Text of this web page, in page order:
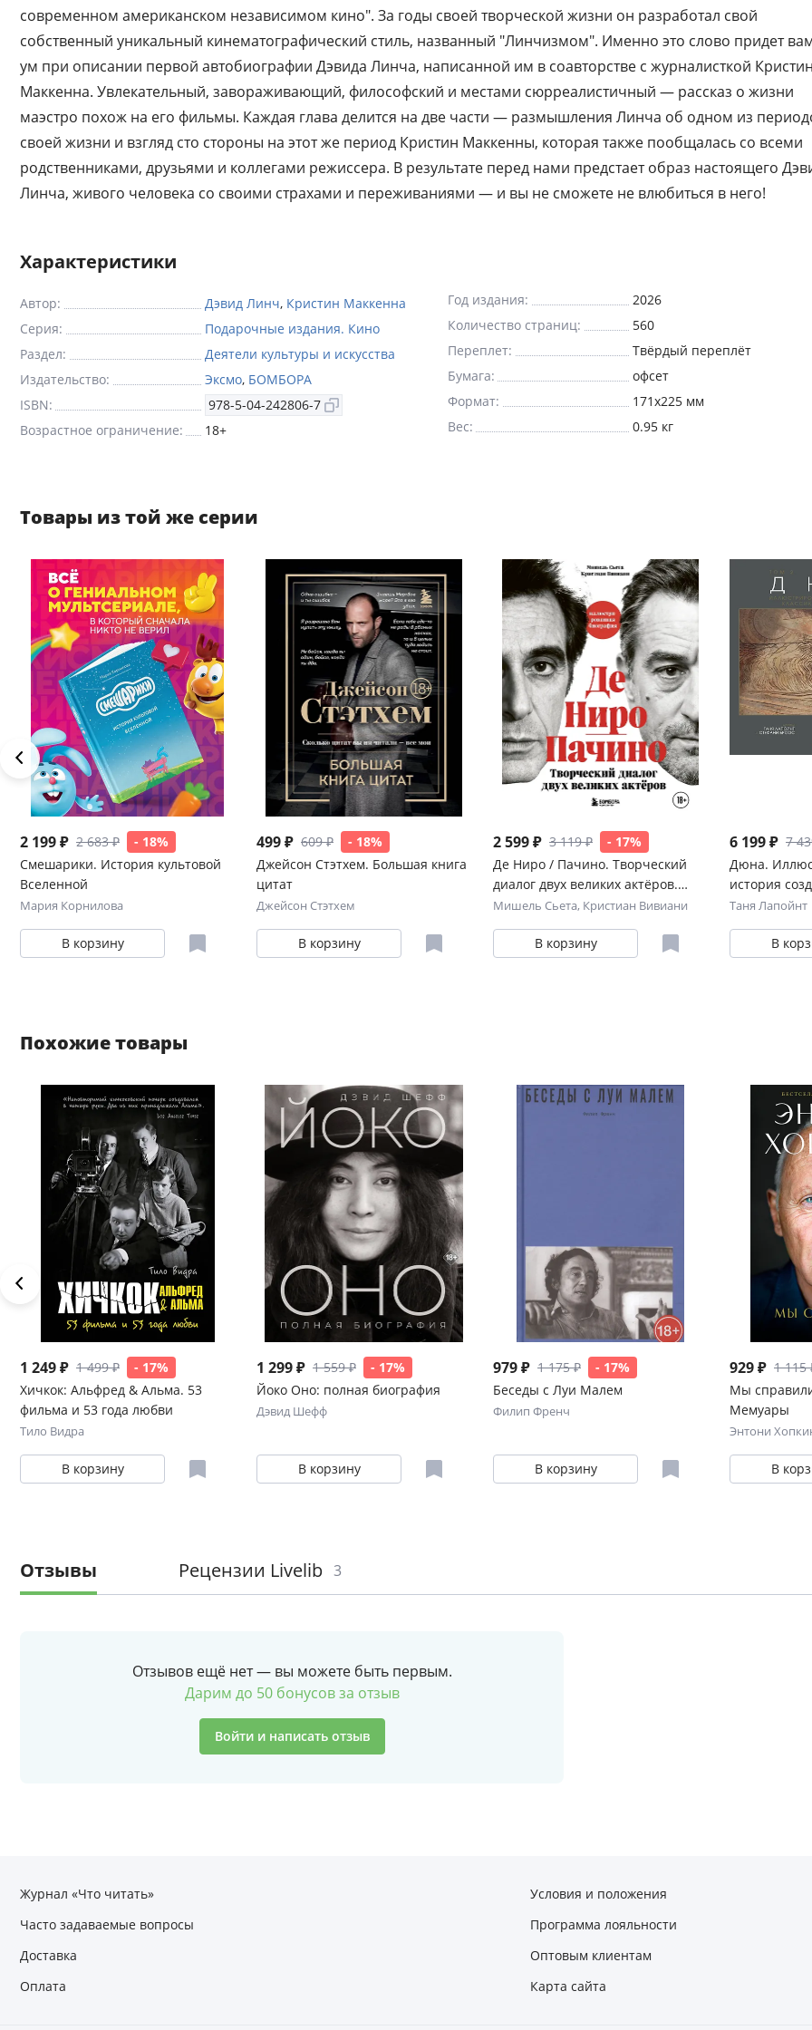
живого человека со своими страхами и
переживаниями — и вы не сможете не
в него!
современном американском независимом кино". За годы своей творческой жизни он разработал свой
собственный уникальный кинематографический стиль, названный "Линчизмом". Именно это слово придет
ум при описании первой автобиографии Дэвида Линча, написанной им в соавторстве с журналисткой Кристин
Маккенна. Увлекательный, завораживающий, философский и местами сюрреалистичный — рассказ о жизни
маэстро похож на его фильмы. Каждая глава делится на две части — размышления Линча об одном из
своей жизни и взгляд сто стороны на этот же период Кристин Маккенны, которая также пообщалась со всеми
родственниками, друзьями и коллегами режиссера. В результате перед нами предстает образ настоящего
Линча, живого человека со своими страхами и переживаниями — и вы не сможете не влюбиться в него!
Характеристики
Автор: Дэвид Линч, Кристин Маккенна
Серия:
Подарочные издания. Кино
Раздел:
Деятели культуры и искусства
Издательство:
Эксмо, БОМБОРА
ISBN:
978-5-04-242806-7
Возрастное ограничение:
18+
Год издания:
2026
Количество страниц:
560
Переплет:
Твёрдый переплёт
Бумага:
офсет
Формат:
171x225 мм
Вес:
0.95 кг
Товары из той же серии
2 199 ₽ 2 683 ₽
- 18%
Смешарики. История культовой
Вселенной
Мария Корнилова
В корзину
499 ₽ 609 ₽
- 18%
Джейсон Стэтхем. Большая книга
цитат
Джейсон Стэтхем
В корзину
2 599 ₽ 3 119 ₽
- 17%
Де Ниро / Пачино. Творческий
диалог двух великих актёров.
Иллюстрированная биография
Мишель Сьета, Кристиан Вивиани
В корзину
6 199 ₽ 7
Дюна.
история
научной
Таня Лапойнт
В
Похожие товары
1 249 ₽ 1 499 ₽
- 17%
Хичкок: Альфред & Альма. 53
фильма и 53 года любви
Тило Видра
В корзину
1 299 ₽ 1 559 ₽
- 17%
Йоко Оно: полная биография
Дэвид Шефф
В корзину
979 ₽ 1 175 ₽
- 17%
Беседы с Луи Малем
Филип Френч
В корзину
929 ₽ 1 115
Мы
Мемуары
Энтони
В
Отзывы Рецензии Livelib 3
Отзывов ещё нет — вы можете быть первым.
Дарим до 50 бонусов за отзыв
Войти и написать отзыв
Журнал «Что читать»
Часто задаваемые вопросы
Доставка
Оплата
Условия и положения
Программа лояльности
Оптовым клиентам
Карта сайта